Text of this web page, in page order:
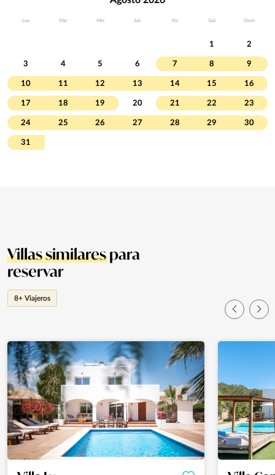
Lun Mar Mie Jue Vie Sab Dom
1 2
3 4 5 6 7 8 9
10 11 12 13 14 15 16
17 18 19 20 21 22 23
24 25 26 27 28 29 30
31
Villas similarespara
reservar
8+ Viajeros